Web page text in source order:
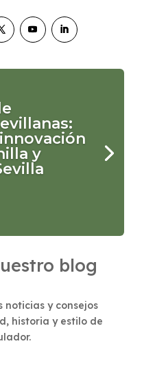
y
blog
noticias y consejos
historia y estilo de